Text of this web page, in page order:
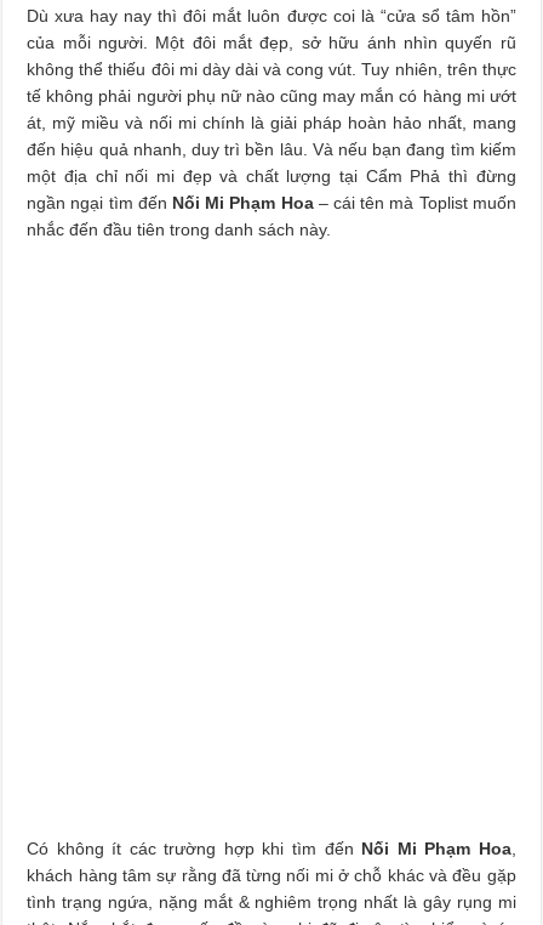
Dù xưa hay nay thì đôi mắt luôn được coi là “cửa sổ tâm hồn”
của mỗi người. Một đôi mắt đẹp, sở hữu ánh nhìn quyến rũ
không thể thiếu đôi mi dày dài và cong vút. Tuy nhiên, trên thực
tế không phải người phụ nữ nào cũng may mắn có hàng mi ướt
át, mỹ miều và nối mi chính là giải pháp hoàn hảo nhất, mang
đến hiệu quả nhanh, duy trì bền lâu. Và nếu bạn đang tìm kiếm
một địa chỉ nối mi đẹp và chất lượng tại Cẩm Phả thì đừng
ngần ngại tìm đến Nối Mi Phạm Hoa– cái tên mà Toplist muốn
nhắc đến đầu tiên trong danh sách này.
Có không ít các trường hợp khi tìm đến Nối Mi Phạm Hoa,
khách hàng tâm sự rằng đã từng nối mi ở chỗ khác và đều gặp
tình trạng ngứa, nặng mắt & nghiêm trọng nhất là gây rụng mi